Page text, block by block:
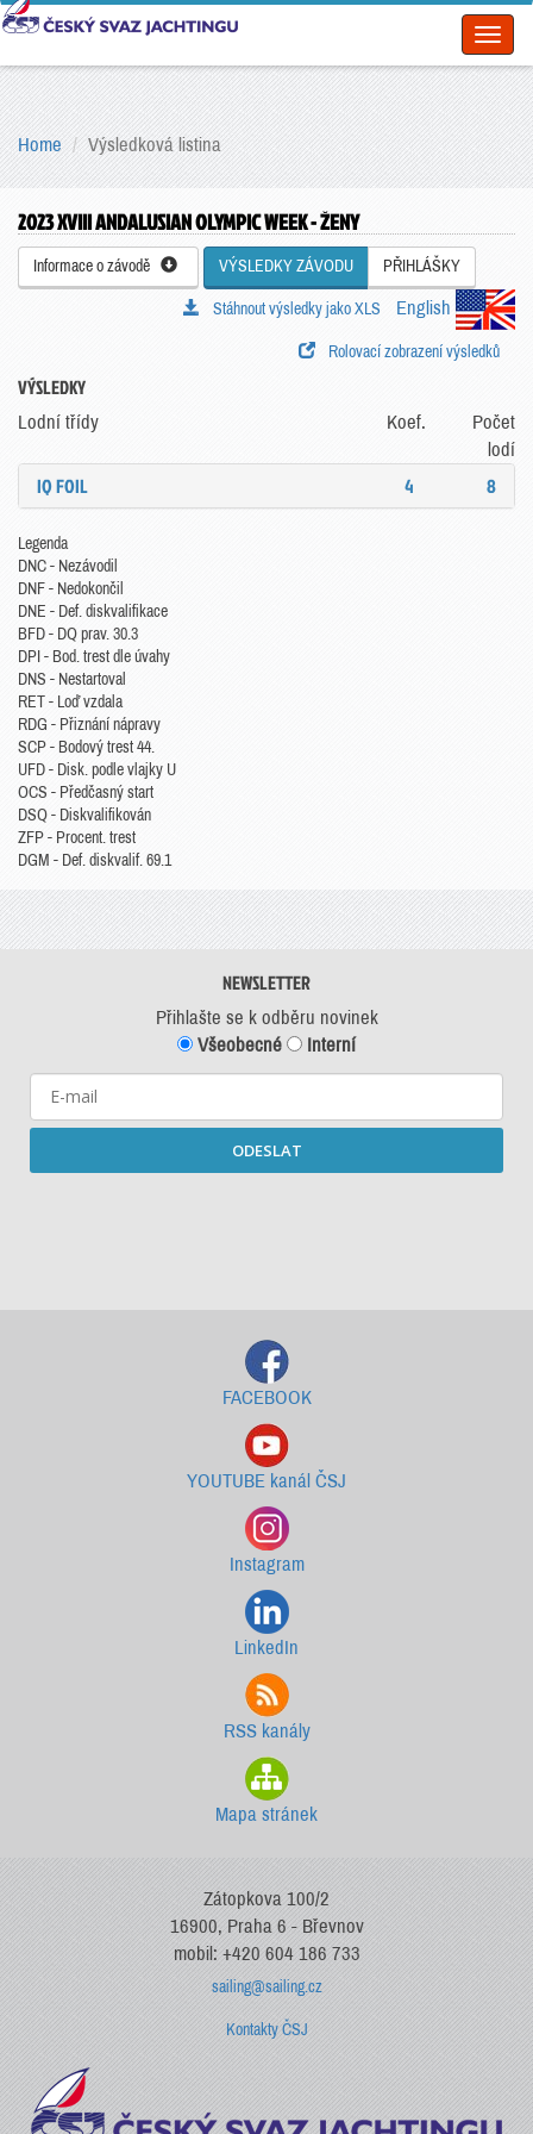
Home Výsledková listina
2023 XVIII ANDALUSIAN OLYMPIC WEEK - ŽENY
Informace o závodě VÝSLEDKY ZÁVODU PŘIHLÁŠKY
English
Stáhnout výsledky jako XLS
Rolovací zobrazení výsledků
VÝSLEDKY
Lodní třídy Koef.
Počet
lodí
IQ FOIL 4 8
Legenda
DNC - Nezávodil
DNF - Nedokončil
DNE - Def. diskvalifikace
BFD - DQ prav. 30.3
DPI - Bod. trest dle úvahy
DNS - Nestartoval
RET - Loď vzdala
RDG - Přiznání nápravy
SCP - Bodový trest 44.
UFD - Disk. podle vlajky U
OCS - Předčasný start
DSQ - Diskvalifikován
ZFP - Procent. trest
DGM - Def. diskvalif. 69.1
NEWSLETTER
Přihlašte se k odběru novinek
Všeobecné
Interní
ODESLAT
FACEBOOK
YOUTUBE kanál ČSJ
Instagram
LinkedIn
RSS kanály
Mapa stránek
Zátopkova 100/2
16900, Praha 6 - Břevnov
mobil: +420 604 186 733
sailing@sailing.cz
Kontakty ČSJ